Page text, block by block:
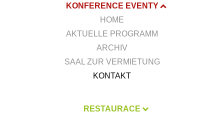
KONFERENCE EVENTY
HOME
AKTUELLE PROGRAMM
ARCHIV
SAAL ZUR VERMIETUNG
KONTAKT
RESTAURACE